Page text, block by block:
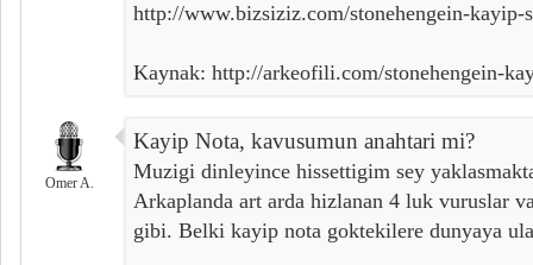
http://www.bizsiziz.com/stonehengein-kayip-
Kaynak: http://arkeofili.com/stonehengein-
Omer A.
Kayip Nota, kavusumun anahtari mi?
Muzigi dinleyince hissettigim sey
Arkaplanda art arda hizlanan 4 luk vuruslar
gibi. Belki kayip nota goktekilere dunyaya